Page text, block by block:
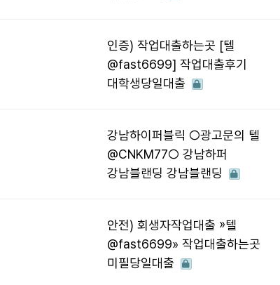
인증) 작업대출하는곳 [텔
@fast6699] 작업대출후기
대학생당일대출
강남하이퍼블릭 ○광고문의 텔
@CNKM77○ 강남하퍼
강남블랜딩 강남블랜딩
안전) 회생자작업대출 »텔
@fast6699» 작업대출하는곳
미필당일대출